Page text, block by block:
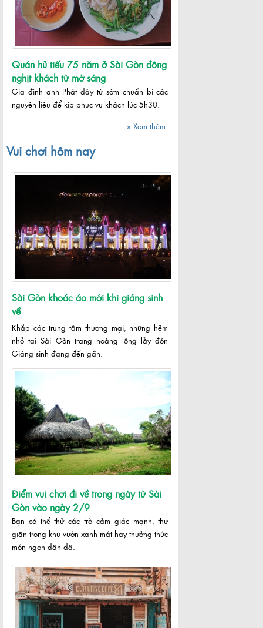
Quán hủ tiếu 75 năm ở Sài Gòn đông
nghịt khách từ mờ sáng
Gia đình anh Phát dậy từ sớm chuẩn bị các
nguyên liệu để kịp phục vụ khách lúc 5h30.
» Xem thêm
Vui chơi hôm nay
Sài Gòn khoác áo mới khi giáng sinh
về
Khắp các trung tâm thương mại, những hẻm
nhỏ tại Sài Gòn trang hoàng lộng lẫy đón
Giáng sinh đang đến gần.
Điểm vui chơi đi về trong ngày từ Sài
Gòn vào ngày 2/9
Bạn có thể thử các trò cảm giác mạnh, thư
giãn trong khu vườn xanh mát hay thưởng thức
món ngon dân dã.